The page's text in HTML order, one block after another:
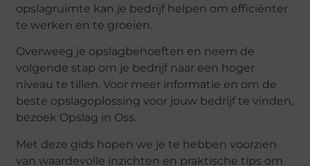
opslagruimte kan je bedrijf helpen om efficiënter
te werken en te groeien.
Overweeg je opslagbehoeften en neem de
volgende stap om je bedrijf naar een hoger
niveau te tillen. Voor meer informatie en om de
beste opslagoplossing voor jouw bedrijf te vinden,
bezoek Opslag in Oss.
Met deze gids hopen we je te hebben voorzien
van waardevolle inzichten en praktische tips om